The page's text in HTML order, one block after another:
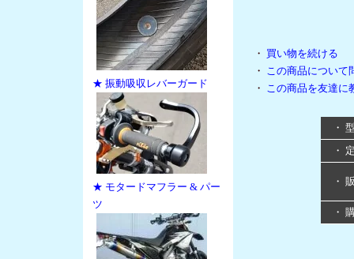
★ 振動吸収レバーガード
★ モタードマフラー & パー
ツ
・ 買い物を続ける
・ この商品について
・ この商品を友達に
・
・
・
・